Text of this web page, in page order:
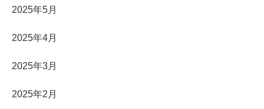
2025年5月
2025年4月
2025年3月
2025年2月